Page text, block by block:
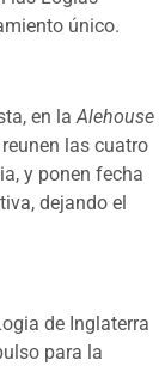
único.
en laAlehouse
las cuatro
y ponen fecha
dejando el
de Inglaterra
para la